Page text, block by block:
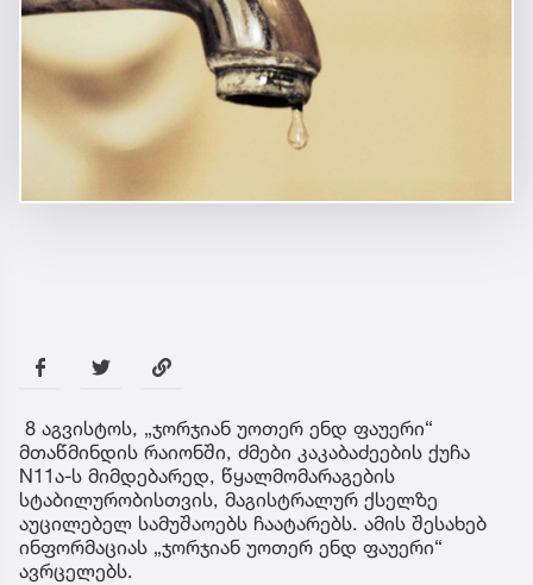
8 აგვისტოს, „ჯორჯიან უოთერ ენდ ფაუერი“
მთაწმინდის რაიონში, ძმები კაკაბაძეების ქუჩა
N11ა-ს მიმდებარედ, წყალმომარაგების
სტაბილურობისთვის, მაგისტრალურ ქსელზე
აუცილებელ სამუშაოებს ჩაატარებს. ამის შესახებ
ინფორმაციას „ჯორჯიან უოთერ ენდ ფაუერი“
ავრცელებს.